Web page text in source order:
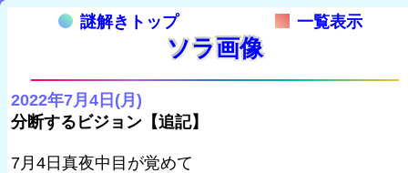
謎解きトップ 一覧表示
ソラ画像
2022年7月4日(月)
分断するビジョン【追記】
7月4日真夜中目が覚めて